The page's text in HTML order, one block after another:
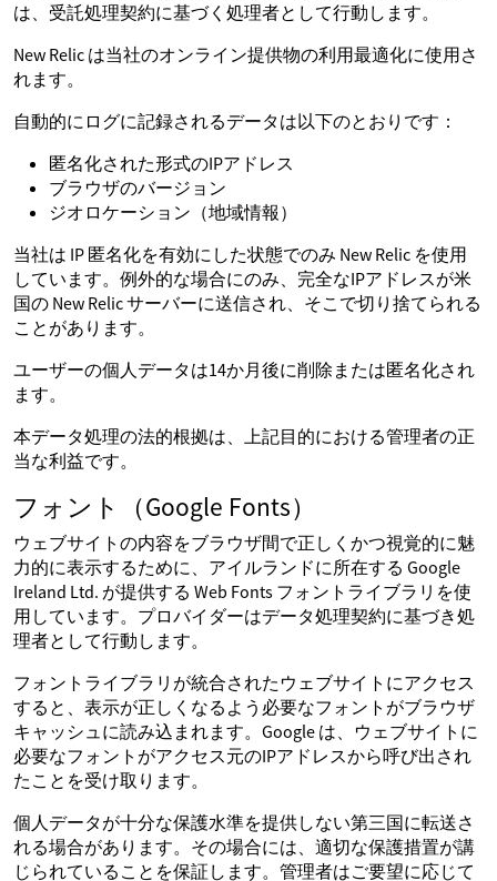
は、受託処理契約に基づく処理者として行動します。
New Relic は当社のオンライン提供物の利用最適化に使用さ
れます。
自動的にログに記録されるデータは以下のとおりです：
匿名化された形式のIPアドレス
ブラウザのバージョン
ジオロケーション（地域情報）
当社は IP 匿名化を有効にした状態でのみ New Relic を使用
しています。例外的な場合にのみ、完全なIPアドレスが米
国の New Relic サーバーに送信され、そこで切り捨てられる
ことがあります。
ユーザーの個人データは14か月後に削除または匿名化され
ます。
本データ処理の法的根拠は、上記目的における管理者の正
当な利益です。
フォント（Google Fonts）
ウェブサイトの内容をブラウザ間で正しくかつ視覚的に魅
力的に表示するために、アイルランドに所在する Google
Ireland Ltd. が提供する Web Fonts フォントライブラリを使
用しています。プロバイダーはデータ処理契約に基づき処
理者として行動します。
フォントライブラリが統合されたウェブサイトにアクセス
すると、表示が正しくなるよう必要なフォントがブラウザ
キャッシュに読み込まれます。Google は、ウェブサイトに
必要なフォントがアクセス元のIPアドレスから呼び出され
たことを受け取ります。
個人データが十分な保護水準を提供しない第三国に転送さ
れる場合があります。その場合には、適切な保護措置が講
じられていることを保証します。管理者はご要望に応じて